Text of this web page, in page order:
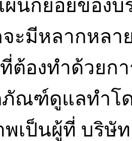
นกย่อยของ
จะมีหลากหล
ต้องทำด้วยก
ณฑ์ดูแลทำโ
เป็นผู้ที่ บริษั